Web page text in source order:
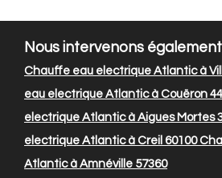
Nous intervenons également
Chauffe eau electrique Atlantic à
eau electrique Atlantic à Couëron
electrique Atlantic à Aigues Mortes
electrique Atlantic à Creil 60100
Atlantic à Amnéville 57360